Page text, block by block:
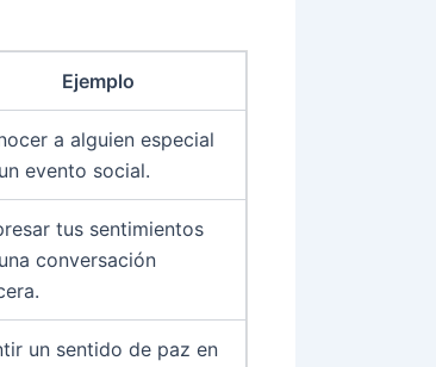
Ejemplo
a alguien especial
evento social.
tus sentimientos
conversación
un sentido de paz en